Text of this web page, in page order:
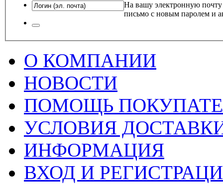
На вашу электронную почту
письмо с новым паролем и
О КОМПАНИИ
НОВОСТИ
ПОМОЩЬ
УСЛОВИЯ
ИНФОРМАЦИЯ
ВХОД И